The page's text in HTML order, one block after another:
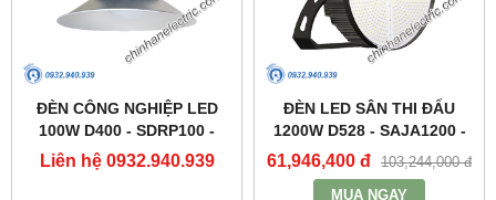
ĐÈN CÔNG NGHIỆP LED
100W D400 - SDRP100 -
DUHAL
Liên hệ 0932.940.939
ĐÈN LED SÂN THI ĐẤU
1200W D528 - SAJA1200 -
DUHAL
61,946,400 đ 103,244,000 đ
MUA NGAY